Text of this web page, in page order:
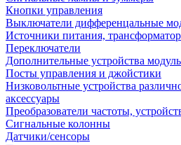
Кнопки управления
Выключатели дифференцальные
Источники питания,
Переключатели
Дополнительные устройства
Посты управления и джойстики
Низковольтные устройства
аксессуары
Преобразователи частоты,
Сигнальные колонны
Датчики/сенсоры